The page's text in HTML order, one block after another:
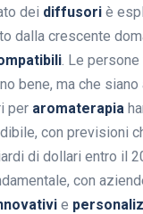
dei diffusori è
dalla crescente
. Le
bene, ma che
per aromaterapia
con previsioni
di dollari entro il
con
e